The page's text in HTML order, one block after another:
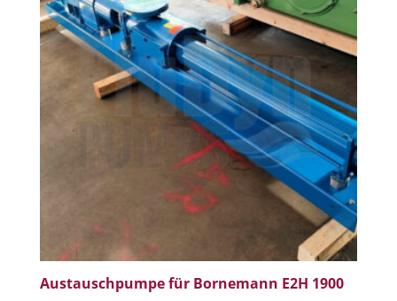
Austauschpumpe für Bornemann E2H 1900